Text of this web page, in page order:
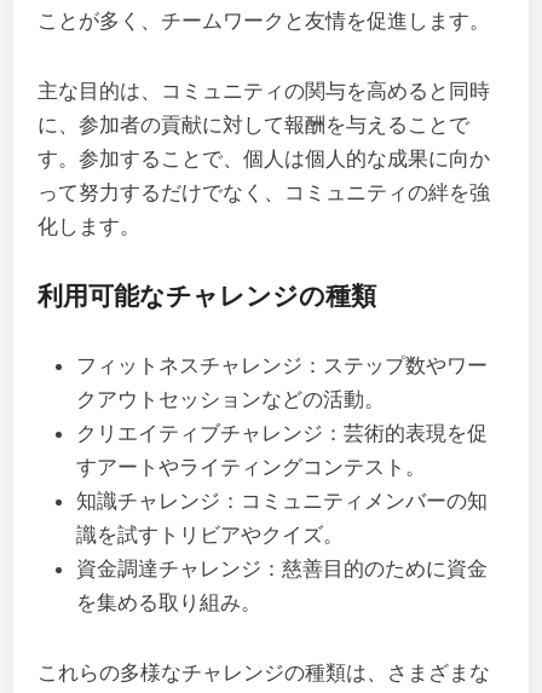
ことが多く、チームワークと友情を促進します。
主な目的は、コミュニティの関与を高めると同時
に、参加者の貢献に対して報酬を与えることで
す。参加することで、個人は個人的な成果に向か
って努力するだけでなく、コミュニティの絆を強
化します。
利用可能なチャレンジの種類
フィットネスチャレンジ：ステップ数やワー
クアウトセッションなどの活動。
クリエイティブチャレンジ：芸術的表現を促
すアートやライティングコンテスト。
知識チャレンジ：コミュニティメンバーの知
識を試すトリビアやクイズ。
資金調達チャレンジ：慈善目的のために資金
を集める取り組み。
これらの多様なチャレンジの種類は、さまざまな